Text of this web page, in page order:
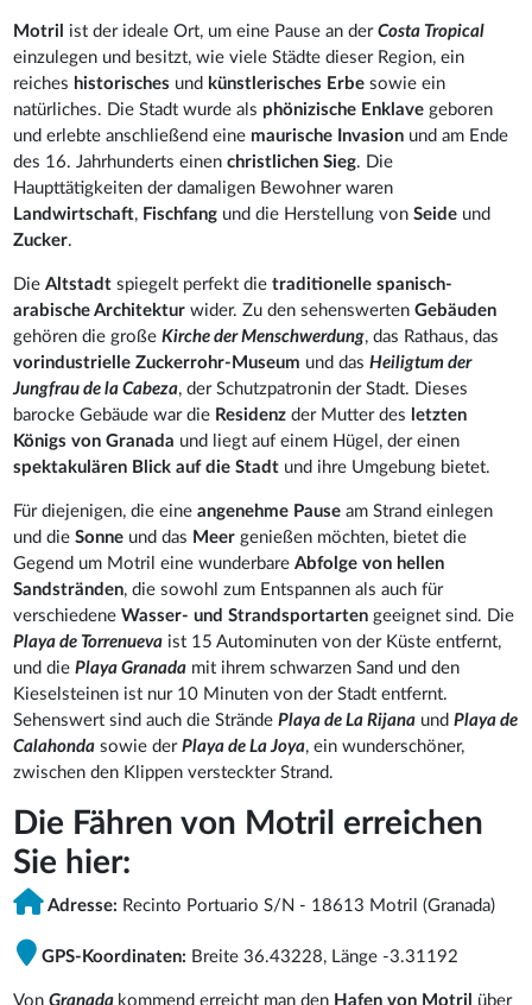
Motril ist der ideale Ort, um eine Pause an derCosta Tropical
einzulegen und besitzt, wie viele Städte dieser Region, ein
reiches historisches und künstlerisches Erbesowie ein
natürliches. Die Stadt wurde als phönizische Enklave geboren
und erlebte anschließend eine maurische Invasion und am Ende
des 16. Jahrhunderts einenchristlichen Sieg. Die
Haupttätigkeiten der damaligen Bewohner waren
Landwirtschaft, Fischfang und die Herstellung vonSeide und
Zucker.
DieAltstadtspiegelt perfekt dietraditionelle spanisch-
arabische Architektur wider. Zu den sehenswertenGebäuden
gehören die großeKirche der Menschwerdung, das Rathaus, das
vorindustrielle Zuckerrohr-Museum und dasHeiligtum der
Jungfrau de la Cabeza, der Schutzpatronin der Stadt. Dieses
barocke Gebäude war die Residenzder Mutter des letzten
Königs von Granada und liegt auf einem Hügel, der einen
spektakulären Blick auf die Stadt und ihre Umgebung bietet.
Für diejenigen, die eineangenehme Pause am Strand einlegen
und dieSonne und das Meergenießen möchten, bietet die
Gegend um Motril eine wunderbareAbfolge von hellen
Sandstränden, die sowohl zum Entspannen als auch für
verschiedeneWasser- und Strandsportarten geeignet sind. Die
Playa de Torrenueva ist 15 Autominuten von der Küste entfernt,
und diePlaya Granada mit ihrem schwarzen Sand und den
Kieselsteinen ist nur 10 Minuten von der Stadt entfernt.
Sehenswert sind auch die SträndePlaya de La Rijana undPlaya de
Calahonda sowie derPlaya de La Joya, ein wunderschöner,
zwischen den Klippen versteckter Strand.
Die Fähren von Motril erreichen
Sie hier:
Adresse: Recinto Portuario S/N - 18613 Motril (Granada)
GPS-Koordinaten: Breite 36.43228, Länge -3.31192
VonGranada kommend erreicht man den Hafen von Motril über